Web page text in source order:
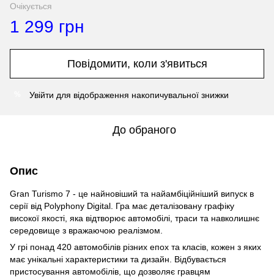
Очікується
1 299 грн
Повідомити, коли з'явиться
Увійти для відображення накопичувальної знижки
До обраного
Опис
Gran Turismo 7 - це найновіший та найамбіційніший випуск в
серії від Polyphony Digital. Гра має деталізовану графіку
високої якості, яка відтворює автомобілі, траси та навколишнє
середовище з вражаючою реалізмом.
У грі понад 420 автомобілів різних епох та класів, кожен з яких
має унікальні характеристики та дизайн. Відбувається
пристосування автомобілів, що дозволяє гравцям